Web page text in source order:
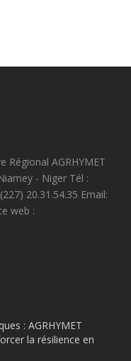
Régional AGRHYMET
- Niger Tél :
20.31.54.35 Email:
web :
: AGRHYMET
la résilience en